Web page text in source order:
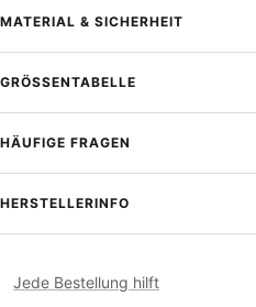
MATERIAL & SICHERHEIT
GRÖSSENTABELLE
HÄUFIGE FRAGEN
HERSTELLERINFO
Jede Bestellung hilft